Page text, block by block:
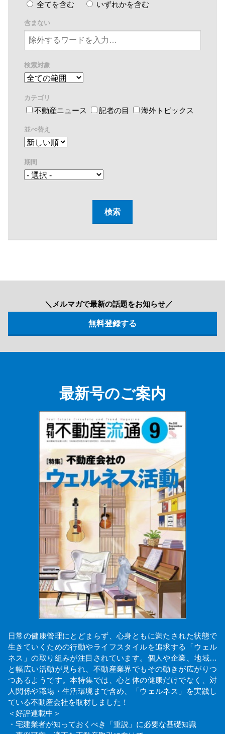
全てを含む いずれかを含む
含まない
検索対象
カテゴリ
不動産ニュース 記者の目 海外トピックス
並べ替え
期間
＼メルマガで最新の話題をお知らせ／
最新号のご案内
日常の健康管理にとどまらず、心身ともに満たされた状態で
生きていくための行動やライフスタイルを追求する「ウェル
ネス」の取り組みが注目されています。個人や企業、地域…
と幅広い活動が見られ、不動産業界でもその動きが広がりつ
つあるようです。本特集では、心と体の健康だけでなく、対
人関係や職場・生活環境まで含め、「ウェルネス」を実践し
ている不動産会社を取材しました！
＜好評連載中＞
・宅建業者が知っておくべき「重説」に必要な基礎知識